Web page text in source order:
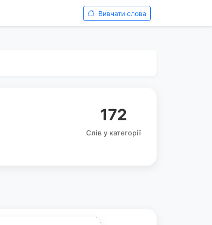
Вивчати слова
172
Слів у категорії